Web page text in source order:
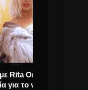
Ora &
νέο